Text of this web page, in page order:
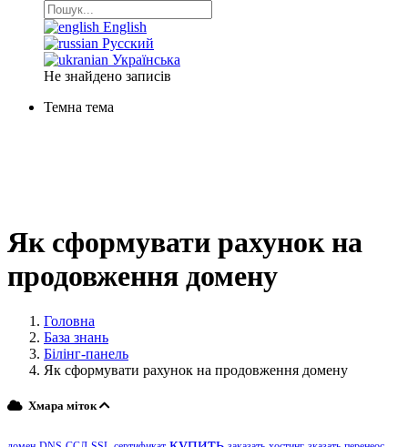
English
Русский
Українська
Не знайдено записів
Темна тема
Як сформувати рахунок на
продовження домену
Головна
База знань
Білінг-панель
Як сформувати рахунок на продовження домену
Хмара міток